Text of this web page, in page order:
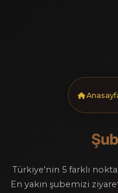
Türkiye'nin 5 farklı
En yakın şubemizi